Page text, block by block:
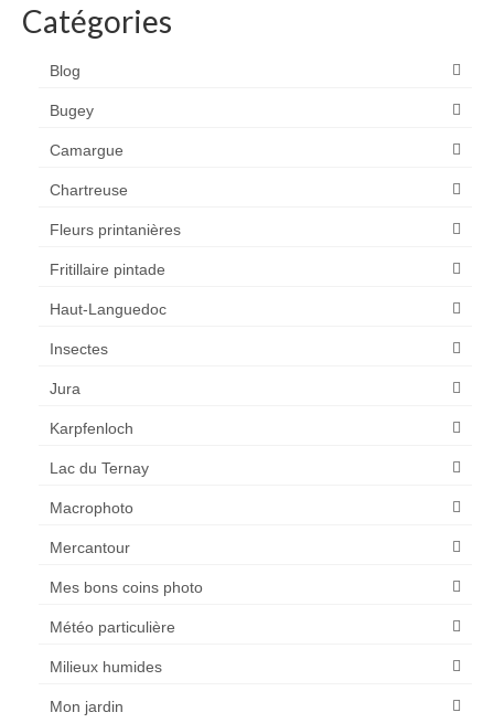
Catégories
Blog
Bugey
Camargue
Chartreuse
Fleurs printanières
Fritillaire pintade
Haut-Languedoc
Insectes
Jura
Karpfenloch
Lac du Ternay
Macrophoto
Mercantour
Mes bons coins photo
Météo particulière
Milieux humides
Mon jardin